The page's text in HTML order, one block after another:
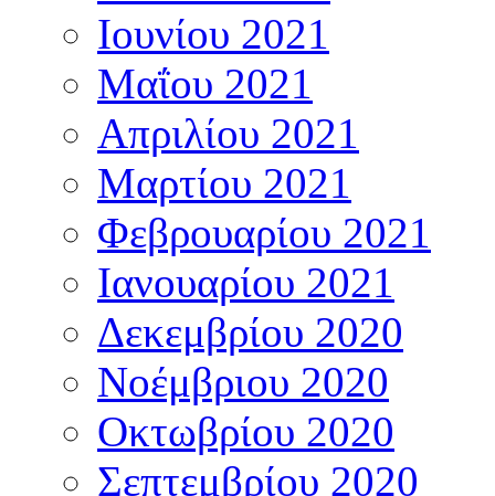
Ιουνίου 2021
Μαΐου 2021
Απριλίου 2021
Μαρτίου 2021
Φεβρουαρίου 2021
Ιανουαρίου 2021
Δεκεμβρίου 2020
Νοέμβριου 2020
Οκτωβρίου 2020
Σεπτεμβρίου 2020